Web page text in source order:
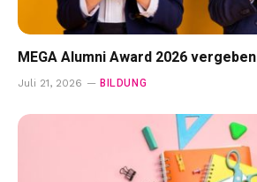
MEGA Alumni Award 2026 vergeben
Juli 21, 2026 BILDUNG